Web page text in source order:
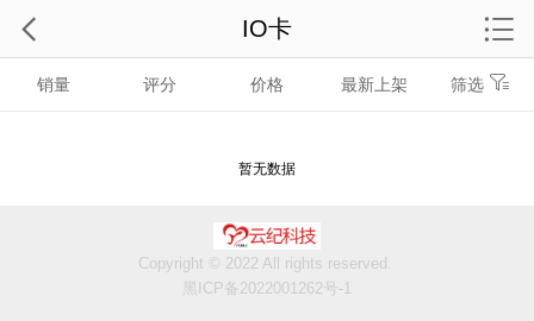
销量 评分 价格 最新上架 筛选
暂无数据
IO卡
Copyright © 2022 All rights reserved.
黑ICP备2022001262号-1